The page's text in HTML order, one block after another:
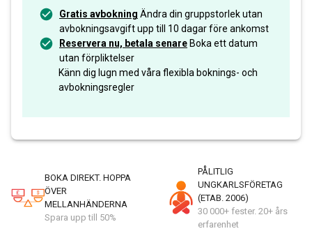
Gratis avbokning Ändra din gruppstorlek utan
avbokningsavgift upp till 10 dagar före ankomst
Reservera nu, betala senare Boka ett datum
utan förpliktelser
Känn dig lugn med våra flexibla boknings- och
avbokningsregler
BOKA DIREKT. HOPPA
ÖVER
MELLANHÄNDERNA
Spara upp till 50%
PÅLITLIG
UNGKARLSFÖRETAG
(ETAB. 2006)
30 000+ fester. 20+ års
erfarenhet